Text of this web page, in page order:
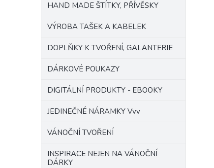
HAND MADE ŠTÍTKY, PŘÍVĚSKY
VÝROBA TAŠEK A KABELEK
DOPLŇKY K TVOŘENÍ, GALANTERIE
DÁRKOVÉ POUKAZY
DIGITÁLNÍ PRODUKTY - EBOOKY
JEDINEČNÉ NÁRAMKY Vvv
VÁNOČNÍ TVOŘENÍ
INSPIRACE NEJEN NA VÁNOČNÍ
DÁRKY